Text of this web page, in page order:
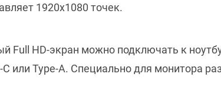
1920х1080 точек.
Full HD-экран можно подключать к
C или Type-A. Специально для монитора